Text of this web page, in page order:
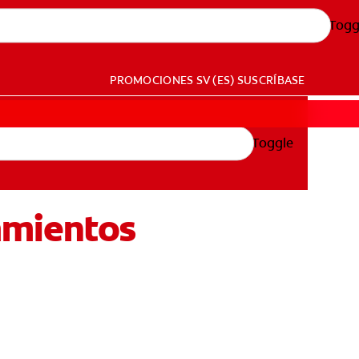
PROMOCIONES SV (ES) SUSCRÍBASE
Toggle